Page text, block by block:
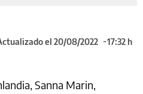
el 20/08/2022
17:32 h
Sanna Marin,